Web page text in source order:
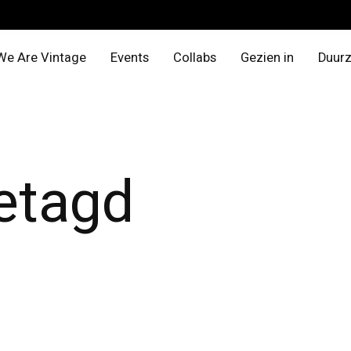
Are Vintage Events Collabs Gezien in